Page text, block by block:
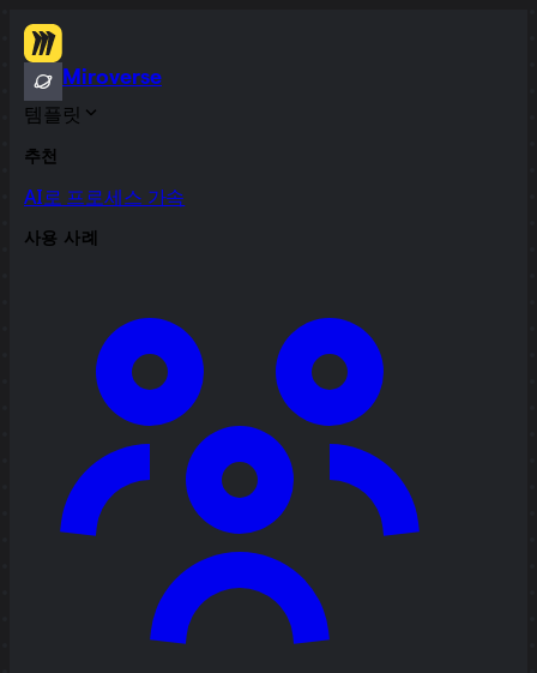
Miroverse
템플릿
추천
AI로 프로세스 가속
사용 사례